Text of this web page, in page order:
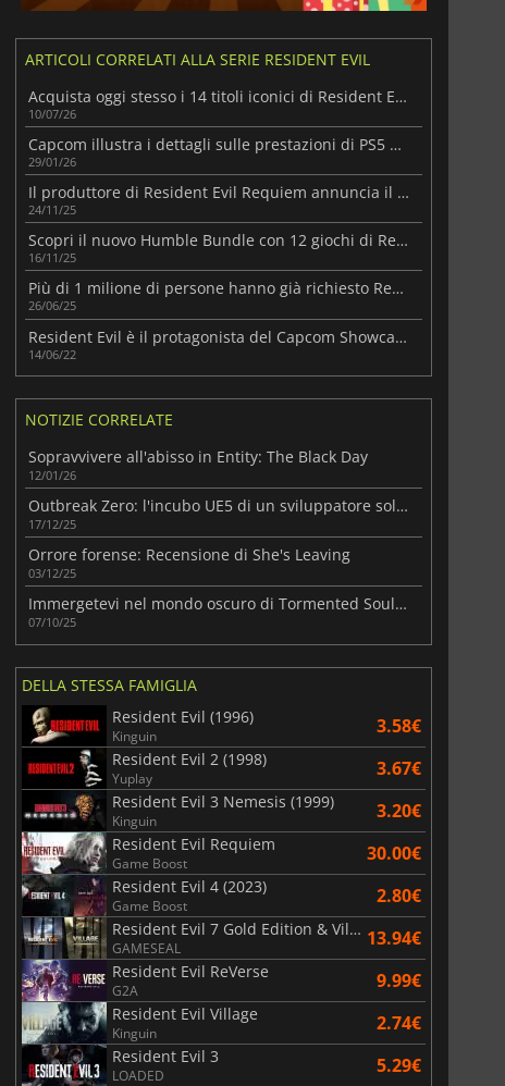
6.75€ 15.48
ARTICOLI CORRELATI ALLA SERIE RESIDENT EVIL
Acquista oggi stesso i 14 titoli iconici di Resident Evil nell'ultimo pacchetto di giochi di Fanatical
10/07/26
Capcom illustra i dettagli sulle prestazioni di PS5 Pro per Resident Evil Requiem
29/01/26
Il produttore di Resident Evil Requiem annuncia il ritorno di personaggi familiari
24/11/25
Scopri il nuovo Humble Bundle con 12 giochi di Resident Evil scontati
16/11/25
Più di 1 milione di persone hanno già richiesto Resident Evil Requiem
26/06/25
Resident Evil è il protagonista del Capcom Showcase
14/06/22
NOTIZIE CORRELATE
Sopravvivere all'abisso in Entity: The Black Day
12/01/26
Outbreak Zero: l'incubo UE5 di un sviluppatore solitario
17/12/25
Orrore forense: Recensione di She's Leaving
03/12/25
Immergetevi nel mondo oscuro di Tormented Souls 2
07/10/25
DELLA STESSA FAMIGLIA
Resident Evil (1996)
Kinguin 3.58€
Resident Evil 2 (1998)
Yuplay 3.67€
Resident Evil 3 Nemesis (1999)
Kinguin 3.20€
Resident Evil Requiem
Game Boost 30.00€
Resident Evil 4 (2023)
Game Boost 2.80€
Resident Evil 7 Gold Edition & Village Gold Edition
GAMESEAL 13.94€
Resident Evil ReVerse
G2A 9.99€
Resident Evil Village
Kinguin 2.74€
Resident Evil 3
LOADED 5.29€